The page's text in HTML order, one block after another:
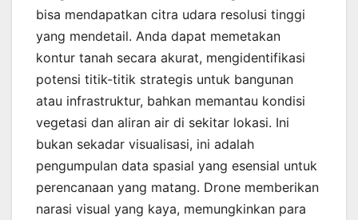
bisa mendapatkan citra udara resolusi tinggi
yang mendetail. Anda dapat memetakan
kontur tanah secara akurat, mengidentifikasi
potensi titik-titik strategis untuk bangunan
atau infrastruktur, bahkan memantau kondisi
vegetasi dan aliran air di sekitar lokasi. Ini
bukan sekadar visualisasi, ini adalah
pengumpulan data spasial yang esensial untuk
perencanaan yang matang. Drone memberikan
narasi visual yang kaya, memungkinkan para